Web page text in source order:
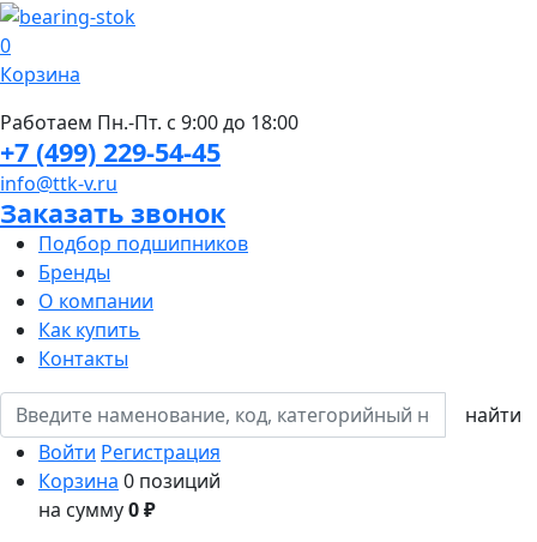
0
Корзина
Работаем Пн.-Пт. с 9:00 до 18:00
+7 (499) 229-54-45
info@ttk-v.ru
Заказать звонок
Подбор подшипников
Бренды
О компании
Как купить
Контакты
Войти Регистрация
Корзина 0 позиций
на сумму0 ₽